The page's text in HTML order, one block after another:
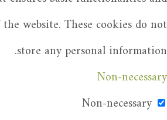
website. These cookies do not
store any personal information.
Non-necessary
Non-necessary